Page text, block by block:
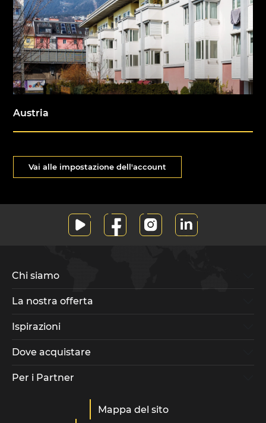
Austria
Vai alle impostazione dell'account
Chi siamo
La nostra offerta
Ispirazioni
Dove acquistare
Per i Partner
Mappa del sito